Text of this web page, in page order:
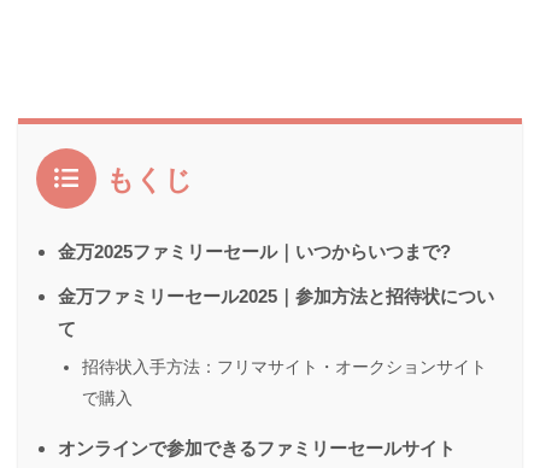
もくじ
金万2025ファミリーセール｜いつからいつまで?
金万ファミリーセール2025｜参加方法と招待状につい
て
招待状入手方法：フリマサイト・オークションサイト
で購入
オンラインで参加できるファミリーセールサイト